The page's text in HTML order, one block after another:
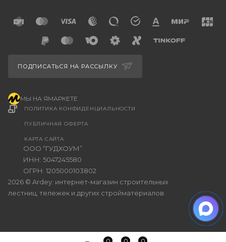
0 0 0
2026 © Ardey: интернет-магазин строительных
лестниц, тележек и других стройматериалов.
ООО “ГУДХОУМ”
ИНН: 5047245580
ОГРН: 1205000103802
ПОЛИТИКА КОНФИДЕНЦИАЛЬНОСТИ
ПУБЛИЧНАЯ ОФЕРТА
КАРТА САЙТА
ПОДПИСАТЬСЯ НА РАССЫЛКУ
МЫ НА ЯМАРКЕТЕ